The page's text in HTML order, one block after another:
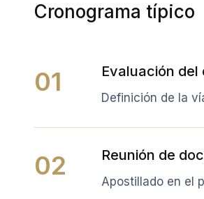
Cronograma típico
01 Evaluación del
Definición de la
02 Reunión de
Apostillado en el